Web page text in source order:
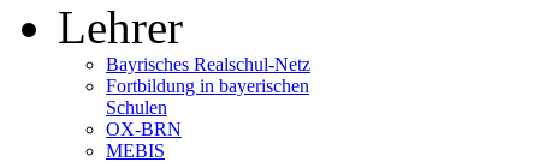
Lehrer
Bayrisches Realschul-Netz
Fortbildung in bayerischen
Schulen
OX-BRN
MEBIS